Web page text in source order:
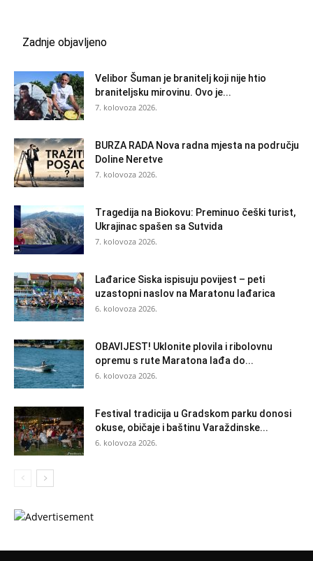
Zadnje objavljeno
Velibor Šuman je branitelj koji nije htio
braniteljsku mirovinu. Ovo je...
7. kolovoza 2026.
BURZA RADA Nova radna mjesta na području
Doline Neretve
7. kolovoza 2026.
Tragedija na Biokovu: Preminuo češki turist,
Ukrajinac spašen sa Sutvida
7. kolovoza 2026.
Lađarice Siska ispisuju povijest – peti
uzastopni naslov na Maratonu lađarica
6. kolovoza 2026.
OBAVIJEST! Uklonite plovila i ribolovnu
opremu s rute Maratona lađa do...
6. kolovoza 2026.
Festival tradicija u Gradskom parku donosi
okuse, običaje i baštinu Varaždinske...
6. kolovoza 2026.